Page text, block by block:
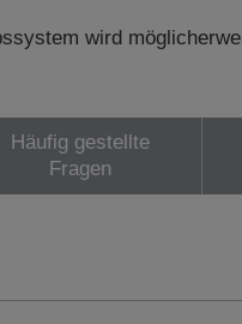
wird
Häufig gestellte
Fragen